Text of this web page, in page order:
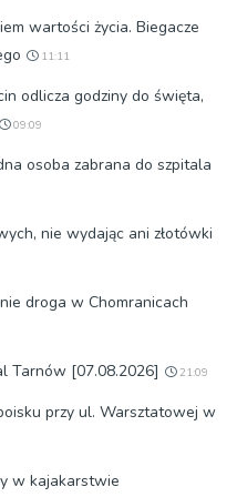
wartości życia. Biegacze
11:11
odlicza godziny do święta,
09:09
osoba zabrana do szpitala
nie wydając ani złotówki
droga w Chomranicach
Tarnów [07.08.2026] 21:09
przy ul. Warsztatowej w
w kajakarstwie